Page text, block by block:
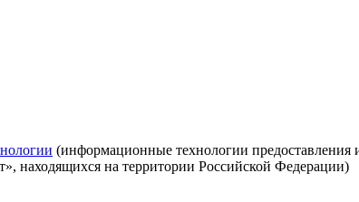
(информационные технологии предоставления
находящихся на территории Российской Федерации)